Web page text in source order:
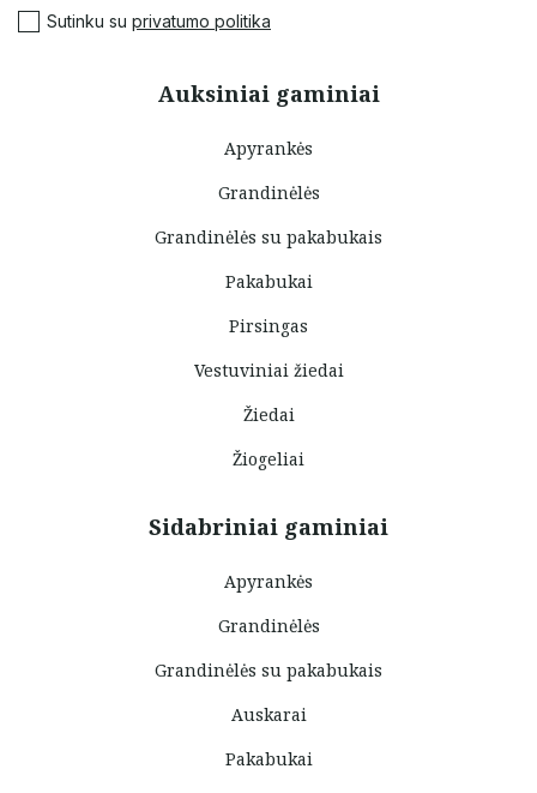
Auksiniai gaminiai
Apyrankės
Grandinėlės
Grandinėlės su pakabukais
Pakabukai
Pirsingas
Vestuviniai žiedai
Žiedai
Žiogeliai
Sidabriniai gaminiai
Apyrankės
Grandinėlės
Grandinėlės su pakabukais
Auskarai
Pakabukai
Sutinku su privatumo politika